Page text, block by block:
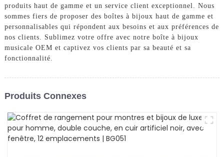
produits haut de gamme et un service client exceptionnel. Nous
sommes fiers de proposer des boîtes à bijoux haut de gamme et
personnalisables qui répondent aux besoins et aux préférences de
nos clients. Sublimez votre offre avec notre boîte à bijoux
musicale OEM et captivez vos clients par sa beauté et sa
fonctionnalité.
Produits Connexes